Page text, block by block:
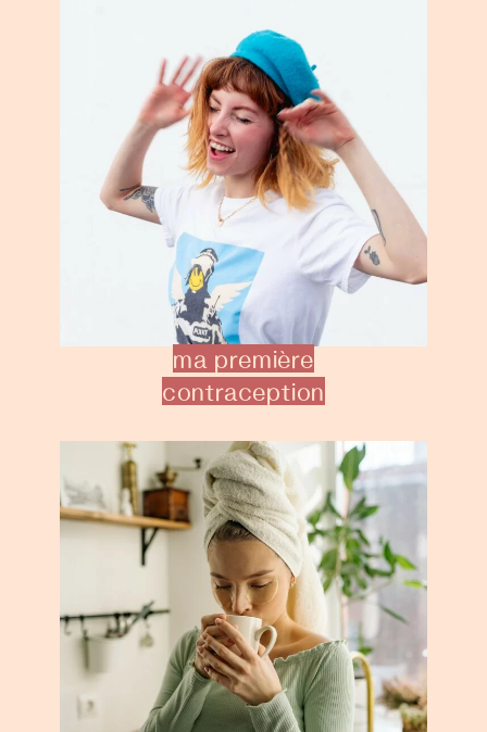
ma première
contraception